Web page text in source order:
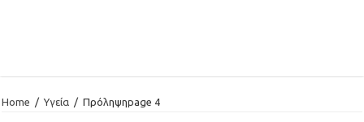
Home / Υγεία / Πρόληψηpage 4